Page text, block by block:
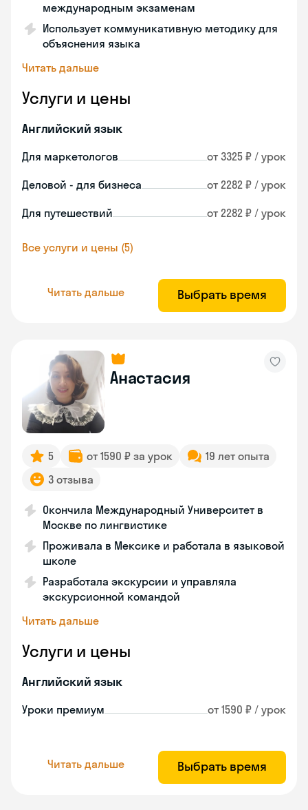
международным экзаменам
Использует коммуникативную методику для
объяснения языка
Читать дальше
Услуги и цены
Английский язык
Для маркетологов от 3325 ₽ / урок
Деловой - для бизнеса от 2282 ₽ / урок
Для путешествий от 2282 ₽ / урок
Все услуги и цены (5)
Читать дальше Выбрать время
Анастасия
5 от 1590 ₽ за урок
19 лет опыта
3 отзыва
Окончила Международный Университет в
Москве по лингвистике
Проживала в Мексике и работала в языковой
школе
Разработала экскурсии и управляла
экскурсионной командой
Читать дальше
Услуги и цены
Английский язык
Уроки премиум от 1590 ₽ / урок
Читать дальше Выбрать время